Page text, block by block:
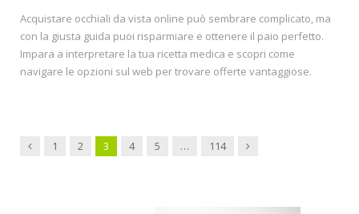
Acquistare occhiali da vista online può sembrare complicato, ma
con la giusta guida puoi risparmiare e ottenere il paio perfetto.
Impara a interpretare la tua ricetta medica e scopri come
navigare le opzioni sul web per trovare offerte vantaggiose.
Previous
1 2 3 4 5 … 114 Next